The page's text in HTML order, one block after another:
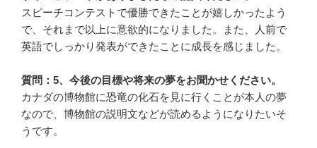
スピーチコンテストで優勝できたことが嬉しかったよう
で、それまで以上に意欲的になりました。また、人前で
英語でしっかり発表ができたことに成長を感じました。
質問：5、今後の目標や将来の夢をお聞かせください。
カナダの博物館に恐竜の化石を見に行くことが本人の夢
なので、博物館の説明文などが読めるようになりたいそ
うです。